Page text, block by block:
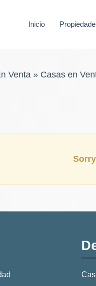
Inicio
Venta» Casas en